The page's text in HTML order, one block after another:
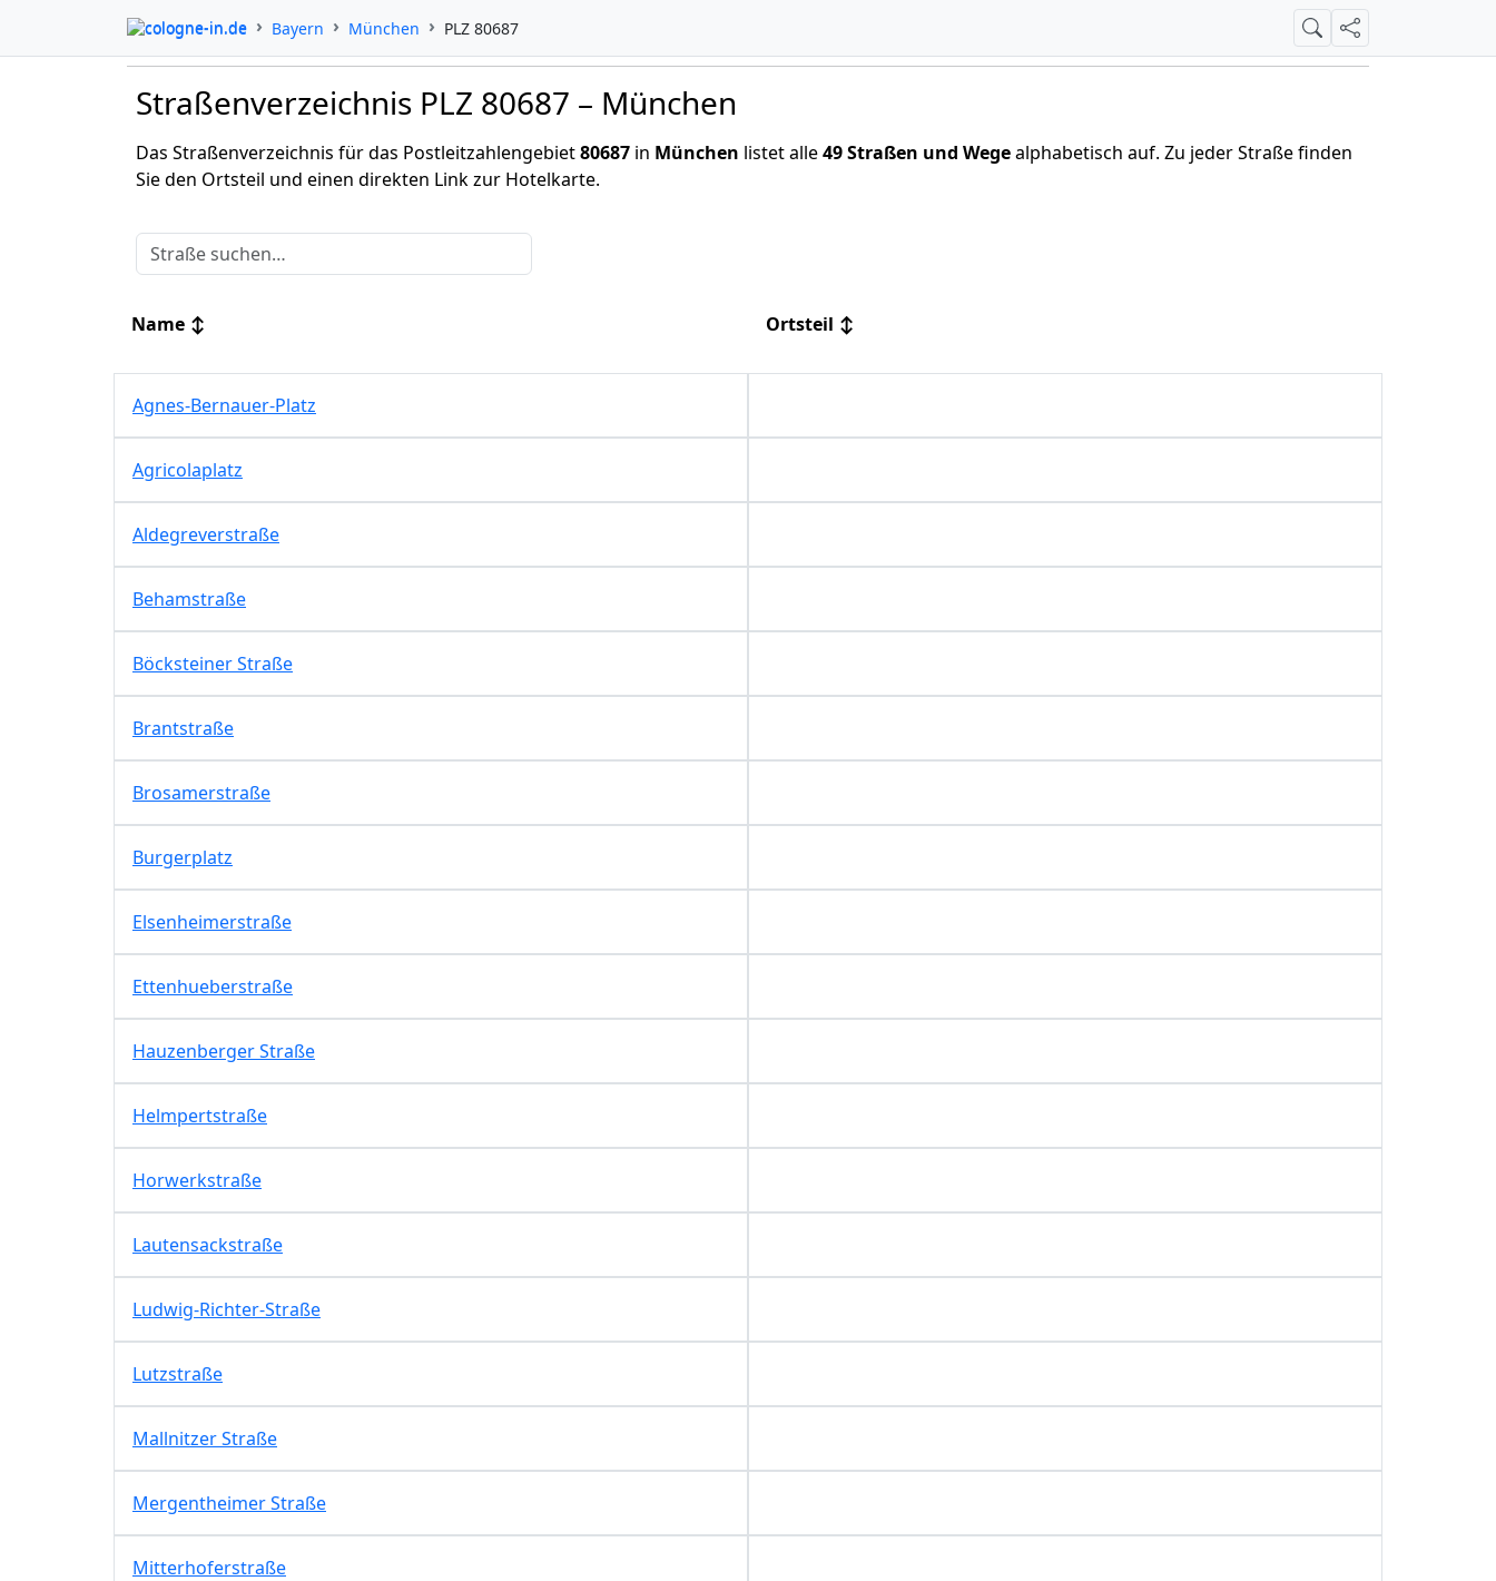
cologne-in.de Bayern München PLZ 80687 SucheTeilen
Straßenverzeichnis PLZ 80687 – München
Das Straßenverzeichnis für das Postleitzahlengebiet80687 in München listet alle49 Straßen und Wegealphabetisch auf. Zu jeder Straße finden
Sie den Ortsteil und einen direkten Link zur Hotelkarte.
Name ↕ Ortsteil ↕
Agnes-Bernauer-Platz
Agricolaplatz
Aldegreverstraße
Behamstraße
Böcksteiner Straße
Brantstraße
Brosamerstraße
Burgerplatz
Elsenheimerstraße
Ettenhueberstraße
Hauzenberger Straße
Helmpertstraße
Horwerkstraße
Lautensackstraße
Ludwig-Richter-Straße
Lutzstraße
Mallnitzer Straße
Mergentheimer Straße
Mitterhoferstraße